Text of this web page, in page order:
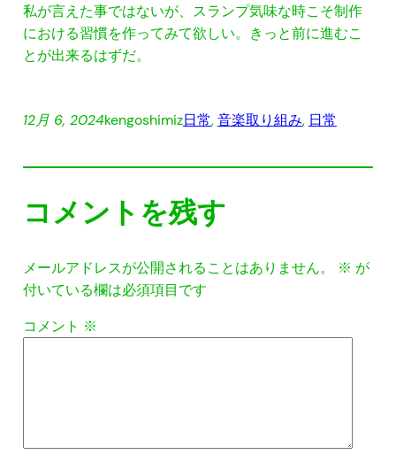
私が言えた事ではないが、スランプ気味な時こそ制作
における習慣を作ってみて欲しい。きっと前に進むこ
とが出来るはずだ。
12月 6, 2024kengoshimiz日常, 音楽取り組み, 日常
コメントを残す
メールアドレスが公開されることはありません。 ※ が
付いている欄は必須項目です
コメント ※